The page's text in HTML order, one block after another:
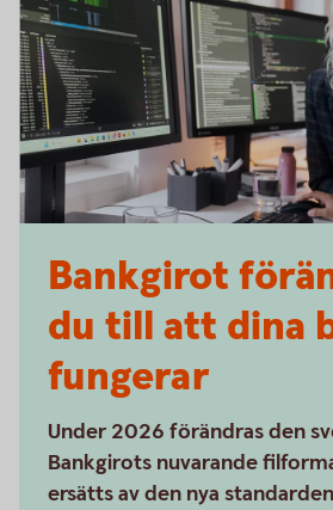
Bankgirot
du till att dina
fungerar
Under 2026 förändras den
Bankgirots nuvarande
ersätts av den nya